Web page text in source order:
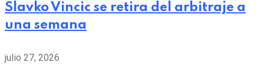
Slavko Vincic se retira del arbitraje a
una semana
julio 27, 2026